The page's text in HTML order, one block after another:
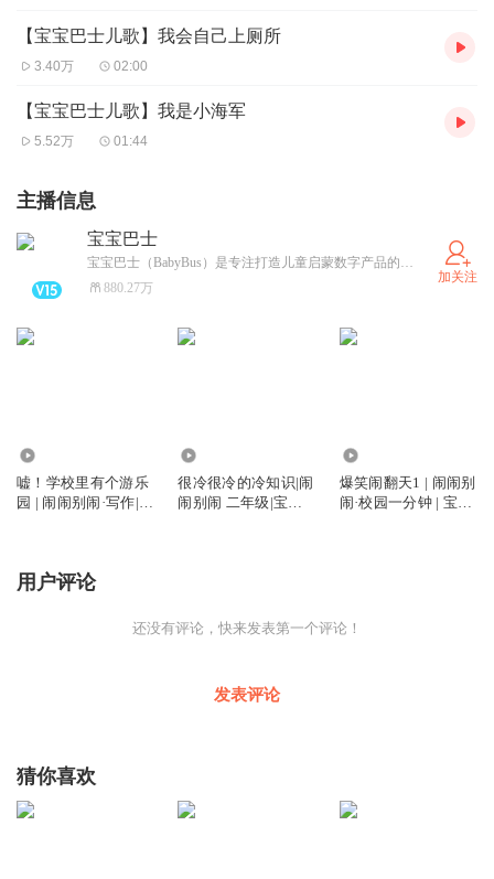
【宝宝巴士儿歌】我会自己上厕所
3.40万 02:00
【宝宝巴士儿歌】我是小海军
5.52万 01:44
主播信息
宝宝巴士
宝宝巴士（BabyBus）是专注打造儿童启蒙数字产品的原创品牌，累计服务全球8亿家庭用户。宝宝巴士秉承“快乐启蒙”的理念，用奇妙有趣的方式为儿童提供免费的数字内容，量身定制“好听”（国学故事）、“好看”（儿歌动画）、“好玩”（互动APP）等系列内容产品，让孩子在趣味中认知世界，感受“真、善、美”。
880.27万
加关注
嘘！学校里有个游乐
园 | 闹闹别闹·写作|宝
很冷很冷的冷知识|闹
闹别闹 二年级|宝宝
爆笑闹翻天1 | 闹闹别
闹·校园一分钟 | 宝宝
用户评论
还没有评论，快来发表第一个评论！
发表评论
猜你喜欢